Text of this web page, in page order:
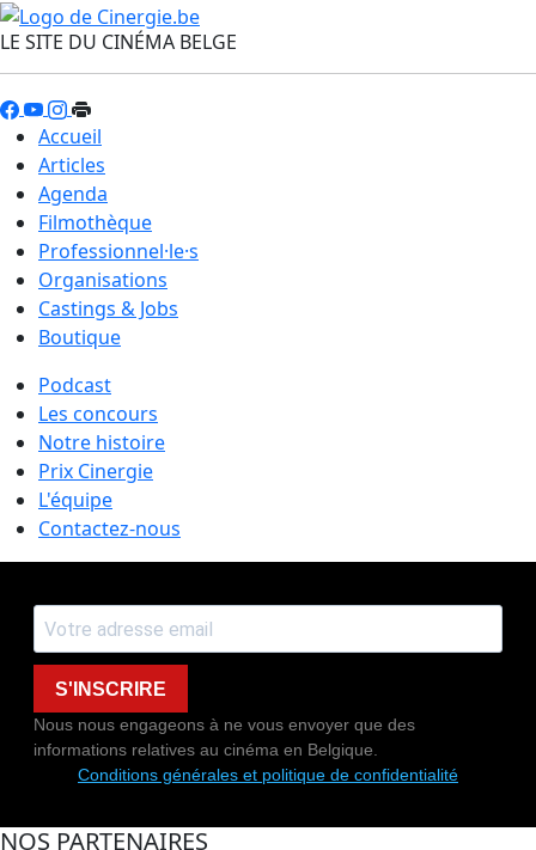
LE SITE DU CINÉMA BELGE
Accueil
Articles
Agenda
Filmothèque
Professionnel·le·s
Organisations
Castings & Jobs
Boutique
Podcast
Les concours
Notre histoire
Prix Cinergie
L'équipe
Contactez-nous
S'INSCRIRE
Nous nous engageons à ne vous envoyer que des
informations relatives au cinéma en Belgique.
Conditions générales et politique de confidentialité
NOS PARTENAIRES